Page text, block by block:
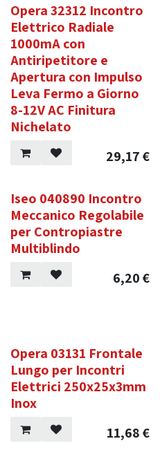
Opera 32312 Incontro
Elettrico Radiale
1000mA con
Antiripetitore e
Apertura con Impulso
Leva Fermo a Giorno
8-12V AC Finitura
Nichelato
29,17€
Iseo 040890 Incontro
Meccanico Regolabile
per Contropiastre
Multiblindo
6,20€
Opera 03131 Frontale
Lungo per Incontri
Elettrici 250x25x3mm
Inox
11,68€